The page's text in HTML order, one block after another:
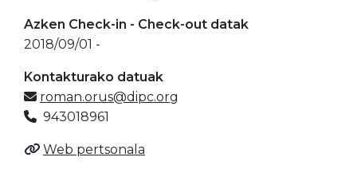
Azken Check-in - Check-out datak
2018/09/01 -
Kontakturako datuak
roman.orus@dipc.org
943018961
Web pertsonala